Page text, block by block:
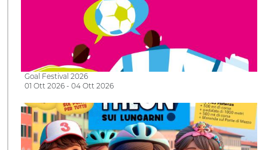
Goal Festival 2026
01 Ott 2026 - 04 Ott 2026